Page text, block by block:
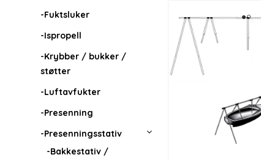
-Fuktsluker
-Ispropell
-Krybber / bukker /
støtter
-Luftavfukter
-Presenning
-Presenningsstativ
-Bakkestativ /